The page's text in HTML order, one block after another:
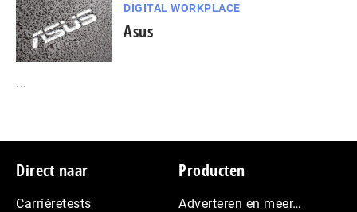
DIGITAL WORKPLACE
Asus
...
Footer
Direct naar
Carrièretests
Producten
Adverteren en meer…